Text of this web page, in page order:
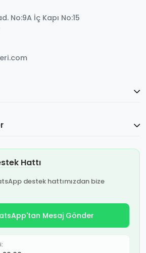
No:9A İç Kapı No:15
Hattı
destek hattımızdan bize
Mesaj Gönder